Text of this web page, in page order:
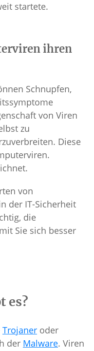
startete.
ihren
Schnupfen,
von Viren
zu
Diese
von
der IT-Sicherheit
die
Sie sich besser
es?
Trojaner oder
der Malware. Viren